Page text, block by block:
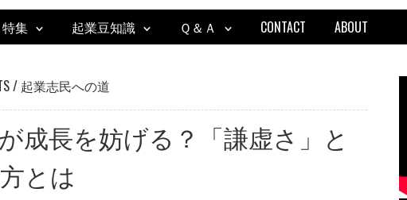
特集 起業豆知識 Ｑ＆Ａ CONTACT ABOUT
/ 起業志民への道
成長を妨げる？「謙虚さ」と
とは